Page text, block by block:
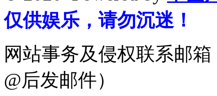
仅供娱乐，请勿沉迷！
网站事务及侵权联系邮箱
@后发邮件）